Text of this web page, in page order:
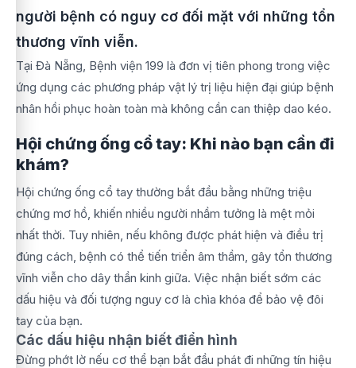
người bệnh có nguy cơ đối mặt với những tổn
thương vĩnh viễn.
Tại Đà Nẵng, Bệnh viện 199 là đơn vị tiên phong trong việc
ứng dụng các phương pháp vật lý trị liệu hiện đại giúp bệnh
nhân hồi phục hoàn toàn mà không cần can thiệp dao kéo.
Hội chứng ống cổ tay: Khi nào bạn cần đi
khám?
Hội chứng ống cổ tay thường bắt đầu bằng những triệu
chứng mơ hồ, khiến nhiều người nhầm tưởng là mệt mỏi
nhất thời. Tuy nhiên, nếu không được phát hiện và điều trị
đúng cách, bệnh có thể tiến triển âm thầm, gây tổn thương
vĩnh viễn cho dây thần kinh giữa. Việc nhận biết sớm các
dấu hiệu và đối tượng nguy cơ là chìa khóa để bảo vệ đôi
tay của bạn.
Các dấu hiệu nhận biết điển hình
Đừng phớt lờ nếu cơ thể bạn bắt đầu phát đi những tín hiệu